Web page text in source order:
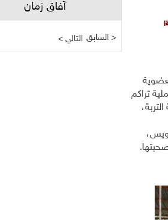
تراكم
آفاق زمان
< التالي السابق >